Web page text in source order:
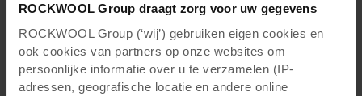
ROCKWOOL Group draagt zorg voor uw gegevens
ROCKWOOL Group (‘wij’) gebruiken eigen cookies en
ook cookies van partners op onze websites om
persoonlijke informatie over u te verzamelen (IP-
adressen, geografische locatie en andere online
Op zoek naar een installatiehandleiding van
één van onze plafondsystemen? Op zoek naar
datasheet? Of wil je direct met ons in contact
komen? Dan ben je hier op de juiste plek.